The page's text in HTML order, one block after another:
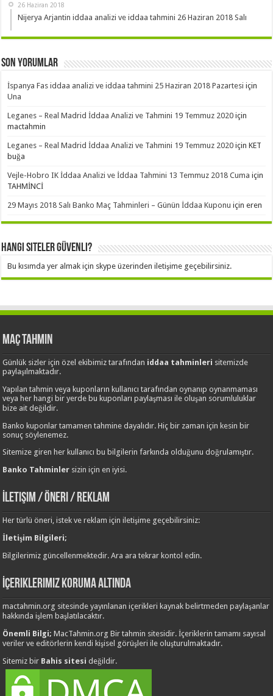
26 Haziran 2018
Nijerya Arjantin iddaa analizi ve iddaa tahmini 26 Haziran 2018 Salı
Son Yorumlar
İspanya Fas iddaa analizi ve iddaa tahmini 25 Haziran 2018 Pazartesi için
Una
Leganes – Real Madrid İddaa Analizi ve Tahmini 19 Temmuz 2020 için
mactahmin
Leganes – Real Madrid İddaa Analizi ve Tahmini 19 Temmuz 2020 içinKET
buğa
Vejle-Hobro IK İddaa Analizi ve İddaa Tahmini 13 Temmuz 2018 Cuma için
TAHMİNCİ
29 Mayıs 2018 Salı Banko Maç Tahminleri – Günün İddaa Kuponu içineren
Hangi Siteler Güvenli?
Bu kısımda yer almak için skype üzerinden iletişime geçebilirsiniz.
Maç Tahmin
Günlük sizler için özel ekibimiz tarafından iddaa tahminleri sitemizde
paylaşılmaktadır.
Yapılan tahmin veya kuponların kullanıcı tarafından oynanıp oynanmaması
veya her hangi bir yerde bu kuponları paylaşması ile oluşan sorumluluklar
bize ait değildir.
Banko kuponlar tamamen tahmine dayalıdır. Hiç bir zaman için kesin bir
sonuç söylenemez.
Sitemize giren her kullanıcı bu bilgilerin farkında olduğunu doğrulamıştır.
Banko Tahminler sizin için en iyisi.
İletişim / Öneri / Reklam
Her türlü öneri, istek ve reklam için iletişime geçebilirsiniz:
İletişim Bilgileri;
Bilgilerimiz güncellenmektedir. Ara ara tekrar kontol edin.
İçeriklerimiz Koruma Altında
mactahmin.org sitesinde yayınlanan içerikleri kaynak belirtmeden paylaşanlar
hakkında işlem başlatılacaktır.
Önemli Bilgi;MacTahmin.org Bir tahmin sitesidir. İçeriklerin tamamı sayısal
veriler ve editörlerin kendi kişisel görüşleri ile oluşturulmaktadır.
Sitemiz bir Bahis sitesi değildir.